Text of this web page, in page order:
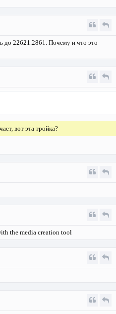
до 22621.2861. Почему и что это
вот эта тройка?
the media creation tool